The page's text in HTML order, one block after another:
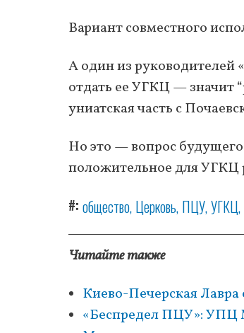
Вариант совместного
А один из руководителей
отдать ее УГКЦ — значит
униатская часть с
Но это — вопрос
положительное для УГКЦ
# общество Церковь ПЦУ УГКЦ
Читайте также
Киево-Печерская
«Беспредел ПЦУ»: УПЦ